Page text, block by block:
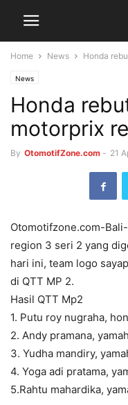
Home News Honda
News
Honda
motorprix
By OtomotifZone.com - 21
Otomotifzone.com-
region 3 seri 2 yang
hari ini, team logo
di QTT MP 2.
Hasil QTT Mp2
1. Putu roy nugraha,
2. Andy pramana,
3. Yudha mandiry,
4. Yoga adi pratama,
5.Rahtu mahardika,